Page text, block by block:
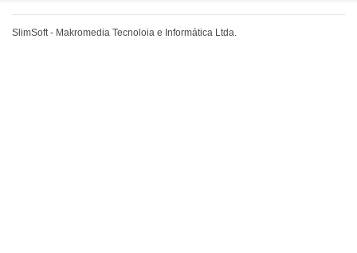
SlimSoft - Makromedia Tecnoloia e Informática Ltda.